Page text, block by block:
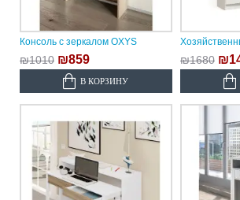
Консоль с зеркалом OXYS
₪1010 ₪859
В КОРЗИНУ
₪1680